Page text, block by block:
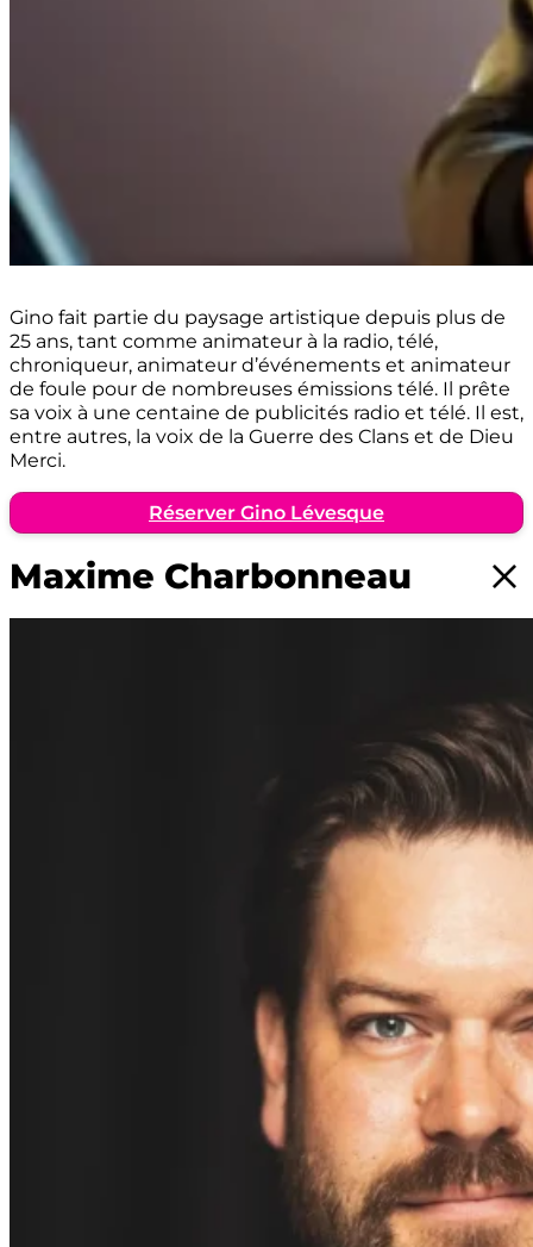
Gino fait partie du paysage artistique depuis plus de
25 ans, tant comme animateur à la radio, télé,
chroniqueur, animateur d’événements et animateur
de foule pour de nombreuses émissions télé. Il prête
sa voix à une centaine de publicités radio et télé. Il est,
entre autres, la voix de la Guerre des Clans et de Dieu
Merci.
Réserver Gino Lévesque
Maxime Charbonneau